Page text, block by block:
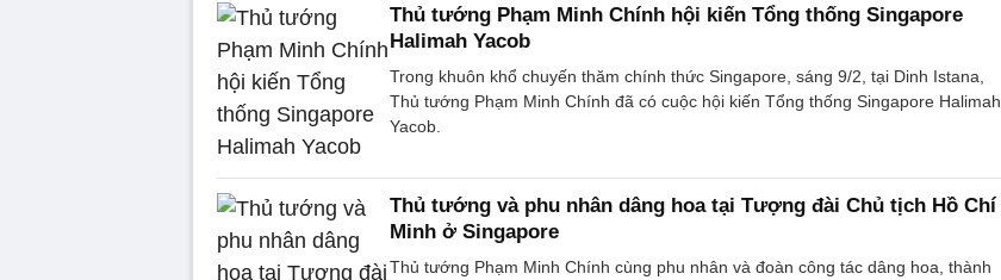
Thủ tướng Phạm Minh Chính hội kiến Tổng thống Singapore
Halimah Yacob
Trong khuôn khổ chuyến thăm chính thức Singapore, sáng 9/2, tại Dinh Istana,
Thủ tướng Phạm Minh Chính đã có cuộc hội kiến Tổng thống Singapore Halimah
Yacob.
Thủ tướng và phu nhân dâng hoa tại Tượng đài Chủ tịch Hồ Chí
Minh ở Singapore
Thủ tướng Phạm Minh Chính cùng phu nhân và đoàn công tác dâng hoa, thành